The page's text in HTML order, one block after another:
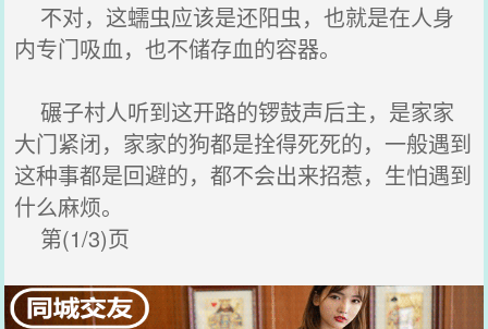
不对，这蠕虫应该是还阳虫，也就是在人身
内专门吸血，也不储存血的容器。
碾子村人听到这开路的锣鼓声后主，是家家
大门紧闭，家家的狗都是拴得死死的，一般遇到
这种事都是回避的，都不会出来招惹，生怕遇到
什么麻烦。
第(1/3)页